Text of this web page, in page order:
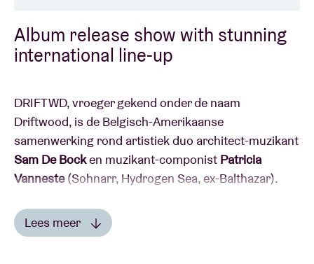
Album release show with stunning
international line-up
DRIFTWD, vroeger gekend onder de naam
Driftwood, is de Belgisch-Amerikaanse
samenwerking rond artistiek duo architect-muzikant
Sam De Bocken muzikant-componist Patricia
Vanneste(Sohnarr, Hydrogen Sea, ex-Balthazar).
Met absolute wereldtoppers als
(Beck, Atoms For Peace, Thom Yorke, R.E.M.),
Lees meer